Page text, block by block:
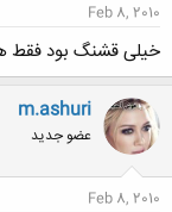
Feb 8, 2010
خیلی قشنگ بود فقط
m.ashuri
عضو جدید
Feb 8, 2010